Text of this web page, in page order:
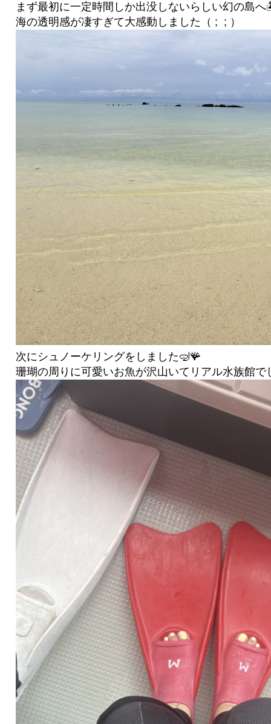
まず最初に一定時間しか出没しないらしい幻の島
海の透明感が凄すぎて大感動しました（ ; ; ）
次にシュノーケリングをしました🤿🪸
珊瑚の周りに可愛いお魚が沢山いてリアル水族館で